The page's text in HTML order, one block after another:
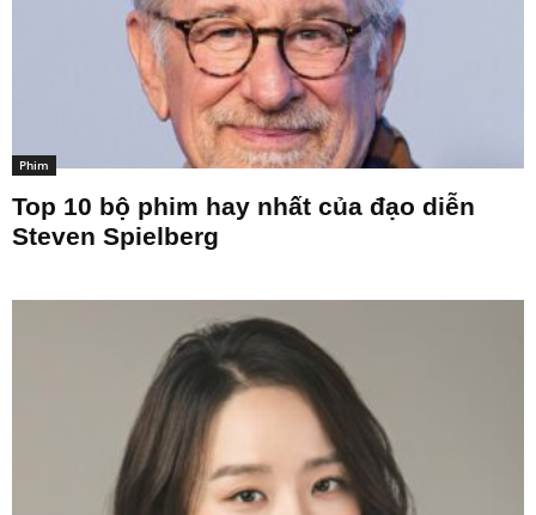
Phim
Top 10 bộ phim hay nhất của đạo diễn
Steven Spielberg